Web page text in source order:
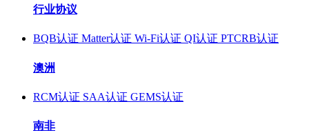
行业协议
BQB认证 Matter认证 Wi-Fi认证 QI认证 PTCRB认证
澳洲
RCM认证 SAA认证 GEMS认证
南非